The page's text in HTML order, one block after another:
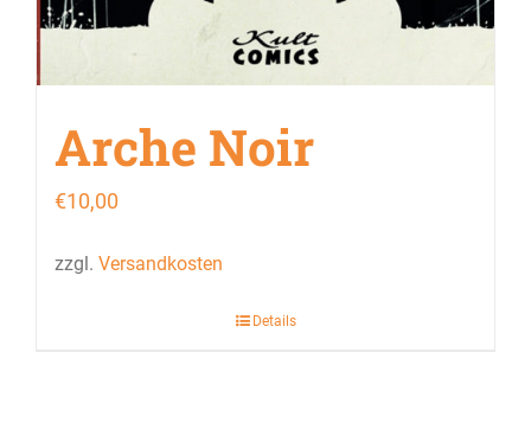
Arche Noir
€10,00
zzgl. Versandkosten
Details